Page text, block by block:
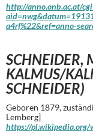
http://anno.onb.ac.at/
a4rf%22&ref=anno-
SCHNEIDER,
KALMUS/
SCHNEIDER)
Geboren 1879,
Lemberg]
https://pl.wikipedia.org/